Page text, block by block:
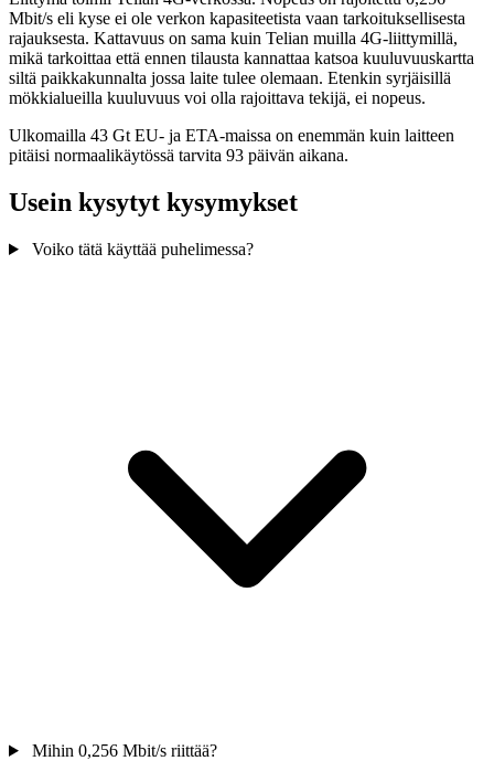
Mbit/s eli kyse ei ole verkon kapasiteetista vaan tarkoituksellisesta
rajauksesta. Kattavuus on sama kuin Telian muilla 4G-liittymillä,
mikä tarkoittaa että ennen tilausta kannattaa katsoa kuuluvuuskartta
siltä paikkakunnalta jossa laite tulee olemaan. Etenkin syrjäisillä
mökkialueilla kuuluvuus voi olla rajoittava tekijä, ei nopeus.
Ulkomailla 43 Gt EU- ja ETA-maissa on enemmän kuin laitteen
pitäisi normaalikäytössä tarvita 93 päivän aikana.
Usein kysytyt kysymykset
Voiko tätä käyttää puhelimessa?
Mihin 0,256 Mbit/s riittää?